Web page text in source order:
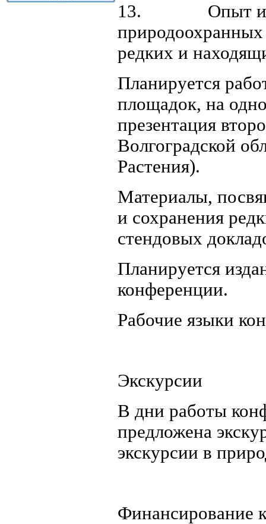
13. Опыт и
редких и
Планируется
площадок, на
презентация
Волгоградской
Растения).
Материалы,
и сохранения
стендовых
Планируется
конференции.
Рабочие языки
Экскурсии
В дни работы
предложена
экскурсии в
Финансирование